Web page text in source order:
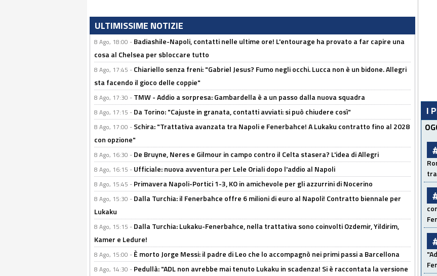
ULTIMISSIME NOTIZIE
8 Ago, 18:00 - Badiashile-Napoli, contatti nelle ultime ore! L'entourage ha provato a far capire una
cosa al Chelsea per sbloccare tutto
8 Ago, 17:45 - Chiariello senza freni: "Gabriel Jesus? Fumo negli occhi. Lucca non è un bidone. Allegri
sta facendo il gioco delle coppie"
8 Ago, 17:30 - TMW - Addio a sorpresa: Gambardella è a un passo dalla nuova squadra
8 Ago, 17:15 - Da Torino: "Cajuste in granata, contatti avviati: si può chiudere così"
8 Ago, 17:00 - Schira: "Trattativa avanzata tra Napoli e Fenerbahce! A Lukaku contratto fino al 2028
con opzione"
8 Ago, 16:30 - De Bruyne, Neres e Gilmour in campo contro il Celta stasera? L'idea di Allegri
8 Ago, 16:15 - Ufficiale: nuova avventura per Lele Oriali dopo l'addio al Napoli
8 Ago, 15:45 - Primavera Napoli-Portici 1-3, KO in amichevole per gli azzurrini di Nocerino
8 Ago, 15:30 - Dalla Turchia: il Fenerbahce offre 6 milioni di euro al Napoli! Contratto biennale per
Lukaku
8 Ago, 15:15 - Dalla Turchia: Lukaku-Fenerbahce, nella trattativa sono coinvolti Ozdemir, Yildirim,
Kamer e Ledure!
8 Ago, 15:00 - È morto Jorge Messi: il padre di Leo che lo accompagnò nei primi passi a Barcellona
8 Ago, 14:30 - Pedullà: "ADL non avrebbe mai tenuto Lukaku in scadenza! Si è raccontata la versione
I